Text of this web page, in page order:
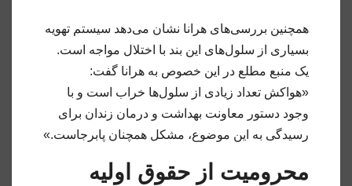
همچنین بررسی‌های هرانا نشان می‌دهد سیستم تهویه
بسیاری از سلول‌های این بند با اختلال مواجه است.
یک منبع مطلع در این خصوص به هرانا گفت:
«هواکش تعداد زیادی از سلول‌ها خراب است و با
وجود دستور معاونت بهداشت و درمان زندان برای
رسیدگی به این موضوع، مشکل همچنان پابرجاست.»
محرومیت از حقوق اولیه